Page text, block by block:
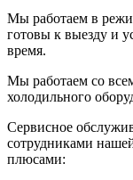
Мы работаем в
готовы к выезду и
время.
Мы работаем со
холодильного
Сервисное
сотрудниками
плюсами: